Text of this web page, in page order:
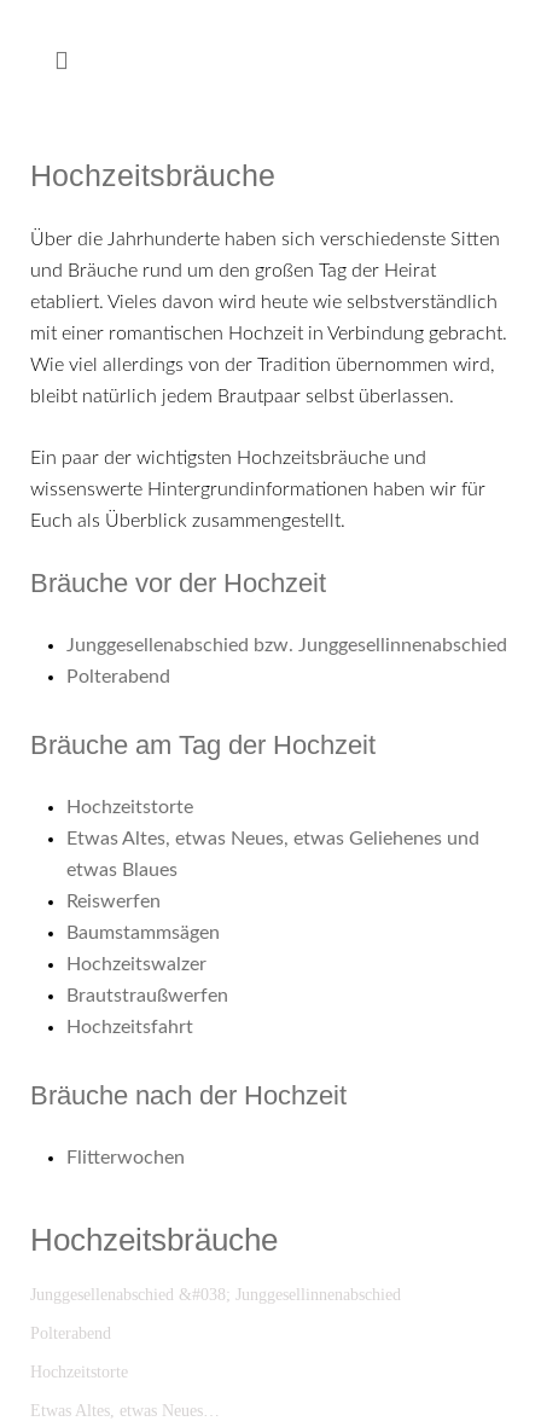
Hochzeitsbräuche
Über die Jahrhunderte haben sich verschiedenste Sitten
und Bräuche rund um den großen Tag der Heirat
etabliert. Vieles davon wird heute wie selbstverständlich
mit einer romantischen Hochzeit in Verbindung gebracht.
Wie viel allerdings von der Tradition übernommen wird,
bleibt natürlich jedem Brautpaar selbst überlassen.
Ein paar der wichtigsten Hochzeitsbräuche und
wissenswerte Hintergrundinformationen haben wir für
Euch als Überblick zusammengestellt.
Bräuche vor der Hochzeit
Junggesellenabschied bzw. Junggesellinnenabschied
Polterabend
Bräuche am Tag der Hochzeit
Hochzeitstorte
Etwas Altes, etwas Neues, etwas Geliehenes und
etwas Blaues
Reiswerfen
Baumstammsägen
Hochzeitswalzer
Brautstraußwerfen
Hochzeitsfahrt
Bräuche nach der Hochzeit
Flitterwochen
Hochzeitsbräuche
Junggesellenabschied &#038; Junggesellinnenabschied
Polterabend
Hochzeitstorte
Etwas Altes, etwas Neues…